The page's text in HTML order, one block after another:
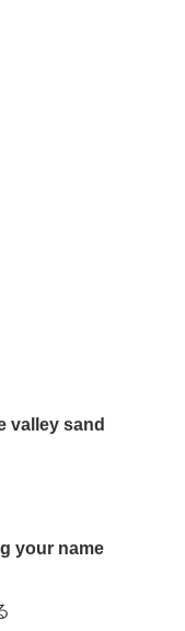
valley sand
your name